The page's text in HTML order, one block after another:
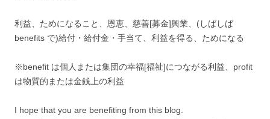
利益、ためになること、恩恵、慈善[募金]興業、(しばしば
benefits で)給付・給付金・手当て、利益を得る、ためになる
※benefit は個人または集団の幸福[福祉]につながる利益、profit
は物質的または金銭上の利益
I hope that you are benefiting from this blog.